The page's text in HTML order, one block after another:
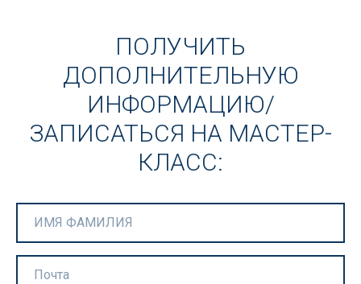
ПОЛУЧИТЬ
ДОПОЛНИТЕЛЬНУЮ
ИНФОРМАЦИЮ/
ЗАПИСАТЬСЯ НА МАСТЕР-
КЛАСС: